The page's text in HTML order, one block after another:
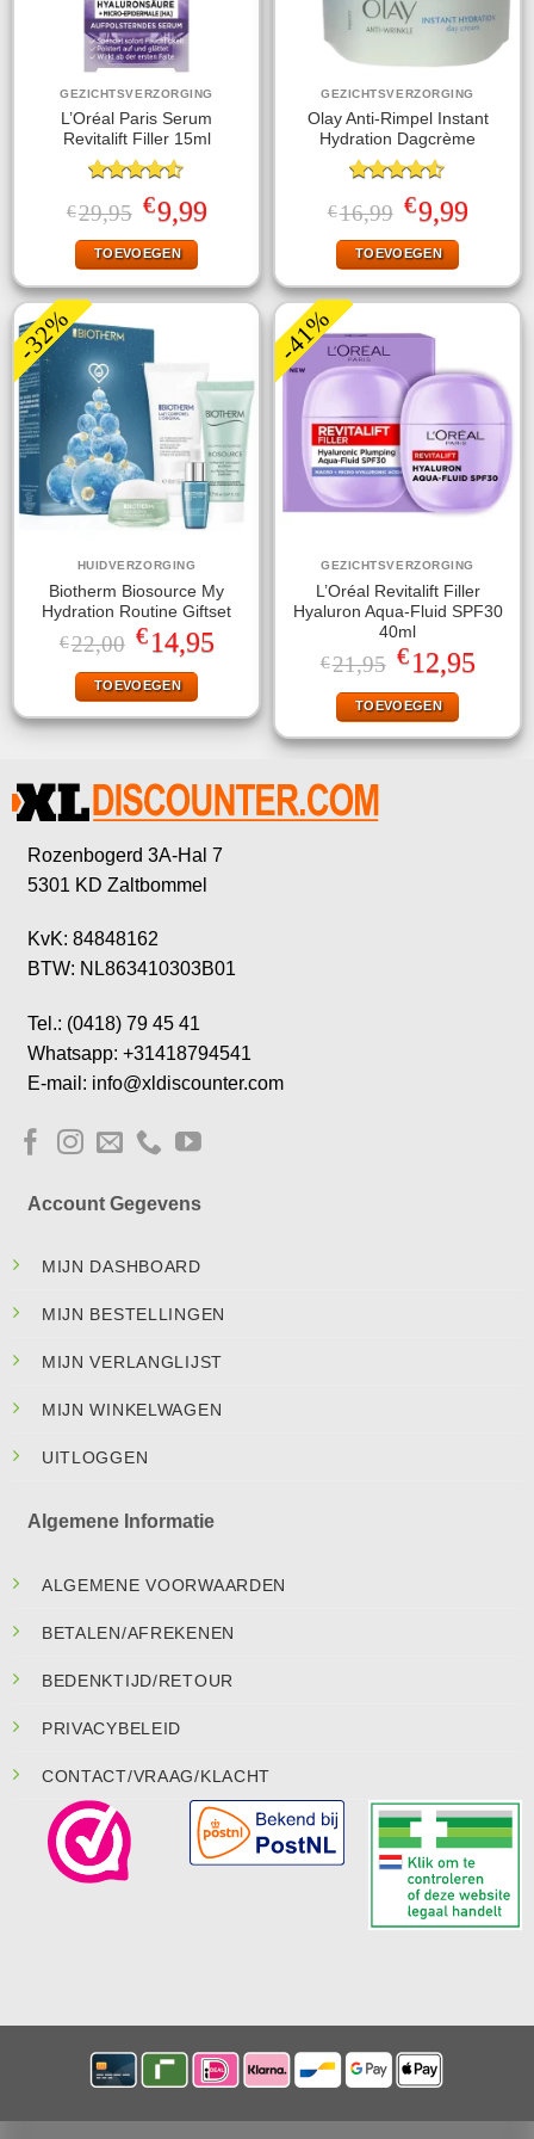
GEZICHTSVERZORGING
L’Oréal Paris Serum
Revitalift Filler 15ml
Gewaardeerd
4.50uit 5
€29,95 Oorspronkelijke
prijs
was:
€29,95.
€9,99Huidige
prijs
TOEVOEGEN
GEZICHTSVERZORGING
Olay Anti-Rimpel Instant
Hydration Dagcrème
Gewaardeerd
4.50uit 5
€16,99 Oorspronkelijke
prijs
was:
€16,99.
€9,99Huidige
prijs
TOEVOEGEN
-32%
HUIDVERZORGING
Biotherm Biosource My
Hydration Routine Giftset
€22,00 Oorspronkelijke
prijs
was:
€22,00.
€14,95Huidige
prijs
TOEVOEGEN
-41%
GEZICHTSVERZORGING
L’Oréal Revitalift Filler
Hyaluron Aqua-Fluid SPF30
40ml
€21,95 Oorspronkelijke
prijs
was:
€21,95.
€12,95Huidige
prijs
TOEVOEGEN
Rozenbogerd 3A-Hal 7
5301 KD Zaltbommel
KvK: 84848162
BTW: NL863410303B01
Tel.: (0418) 79 45 41
Whatsapp: +31418794541
E-mail: info@xldiscounter.com
Account Gegevens
MIJN DASHBOARD
MIJN BESTELLINGEN
MIJN VERLANGLIJST
MIJN WINKELWAGEN
UITLOGGEN
Algemene Informatie
ALGEMENE VOORWAARDEN
BETALEN/AFREKENEN
BEDENKTIJD/RETOUR
PRIVACYBELEID
CONTACT/VRAAG/KLACHT